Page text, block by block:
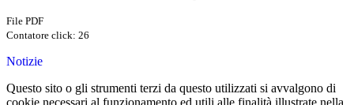
File PDF
Contatore click: 26
Notizie
Questo sito o gli strumenti terzi da questo utilizzati si avvalgono di
cookie necessari al funzionamento ed utili alle finalità illustrate nella